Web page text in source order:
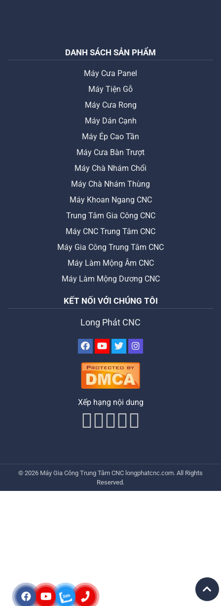
DANH SÁCH SẢN PHẨM
Máy Cưa Panel
Máy Tiện Gỗ
Máy Cưa Rong
Máy Dán Cạnh
Máy Ép Cao Tần
Máy Cưa Bàn Trượt
Máy Chà Nhám Chổi
Máy Chà Nhám Thùng
Máy Khoan Ngang CNC
Trung Tâm Gia Công CNC
Máy CNC Trung Tâm CNC
Máy Gia Công Trung Tâm CNC
Máy Làm Mộng Âm CNC
Máy Làm Mộng Dương CNC
KẾT NỐI VỚI CHÚNG TÔI
Long Phát CNC
Xếp hạng nội dung
© 2026 Máy Gia Công Trung Tâm CNC longphatcnc.com. All Rights
Reserved.